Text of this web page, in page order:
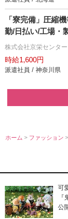
「寮完備」圧縮
勤/日払い/工場・
株式会社京栄センター
時給1,600円
派遣社員 / 神奈川県
ホーム > ファッション
可
公